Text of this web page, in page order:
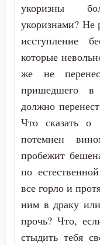
Прошение
Прощение
Работа
Разум
Рассеянность
Рождество
укоризны
укоризнами?
исступление
которые
же не
пришедшего в
должно
Что сказать о
потемнен
пробежит
по
все горло и
ним в драку
прочь? Что,
стыдить тебя